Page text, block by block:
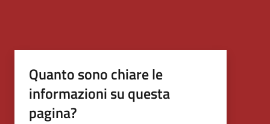
Quanto sono chiare le
informazioni su questa
pagina?